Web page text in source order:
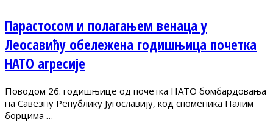
Парастосом и полагањем венаца у
Леосавићу обележена годишњица почетка
НАТО агресије
Поводом 26. годишњице од почетка НАТО бомбардовања
на Савезну Републику Југославију, код споменика Палим
борцима …